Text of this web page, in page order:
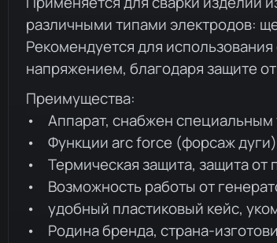
различными типами электродов:
Рекомендуется для
напряжением, благодаря защите
Преимущества:
• Аппарат, снабжен специальным
• Функции arc force (форсаж
• Термическая защита, защита от
• Возможность работы от
• удобный пластиковый кейс,
• Родина бренда, страна-